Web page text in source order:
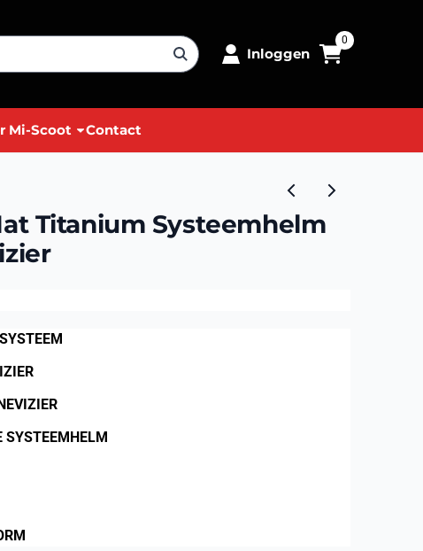
Inloggen
0
Mi-Scoot Contact
Titanium Systeemhelm
SYSTEEMHELM